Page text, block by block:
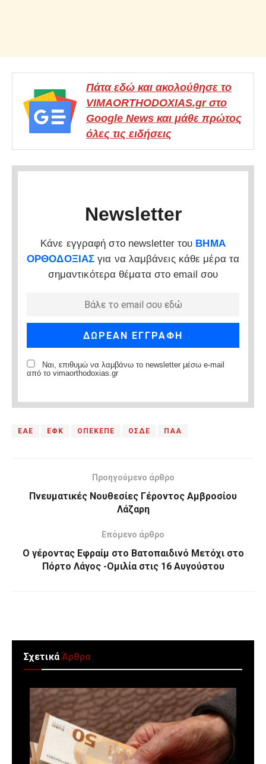
Πάτα εδώ και ακολούθησε το
VIMAORTHODOXIAS.gr στο
Google News και μάθε πρώτος
όλες τις ειδήσεις
Newsletter
Κάνε εγγραφή στο newsletter του ΒΗΜΑ
ΟΡΘΟΔΟΞΙΑΣ για να λαμβάνεις κάθε μέρα τα
σημαντικότερα θέματα στο email σου
Ναι, επιθυμώ να λαμβάνω το newsletter μέσω e-mail
από το vimaorthodoxias.gr
ΕΑΕ ΕΦΚ ΟΠΕΚΕΠΕ ΟΣΔΕ ΠΑΑ
Προηγούμενο άρθρο
Πνευματικές Νουθεσίες Γέροντος Αμβροσίου
Λάζαρη
Επόμενο άρθρο
Ο γέροντας Εφραίμ στο Βατοπαιδινό Μετόχι στο
Πόρτο Λάγος -Ομιλία στις 16 Αυγούστου
ΣχετικάΆρθρα